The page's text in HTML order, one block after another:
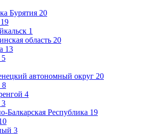
Бурятия 20
19
1
область 20
13
5
автономный округ 20
8
4
3
Балкарская Республика 19
3